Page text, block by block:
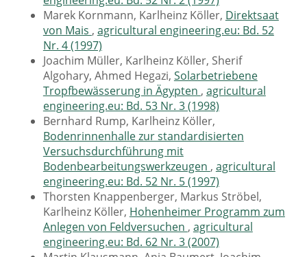
Marek Kornmann, Karlheinz Köller, Direktsaat
von Mais , agricultural engineering.eu: Bd. 52
Nr. 4 (1997)
Joachim Müller, Karlheinz Köller, Sherif
Algohary, Ahmed Hegazi, Solarbetriebene
Tropfbewässerung in Ägypten , agricultural
engineering.eu: Bd. 53 Nr. 3 (1998)
Bernhard Rump, Karlheinz Köller,
Bodenrinnenhalle zur standardisierten
Versuchsdurchführung mit
Bodenbearbeitungswerkzeugen , agricultural
engineering.eu: Bd. 52 Nr. 5 (1997)
Thorsten Knappenberger, Markus Ströbel,
Karlheinz Köller, Hohenheimer Programm zum
Anlegen von Feldversuchen , agricultural
engineering.eu: Bd. 62 Nr. 3 (2007)